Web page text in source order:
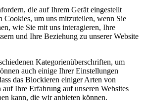
die auf Ihrem Gerät eingestellt
Cookies, um uns mitzuteilen, wenn Sie
wie Sie mit uns interagieren, Ihre
und Ihre Beziehung zu unserer Website
Kategorienüberschriften, um
auch einige Ihrer Einstellungen
das Blockieren einiger Arten von
Ihre Erfahrung auf unseren Websites
kann, die wir anbieten können.